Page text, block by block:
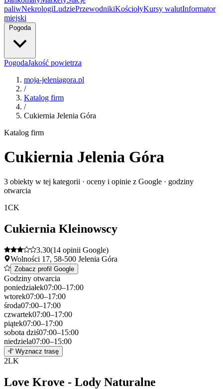
paliwNekrologiLudziePrzewodnikiKościołyKursy walutInformator
miejski
Pogoda
PogodaJakość powietrza
moja-jeleniagora.pl
/
Katalog firm
/
Cukiernia Jelenia Góra
Katalog firm
Cukiernia Jelenia Góra
3 obiekty w tej kategorii · oceny i opinie z Google · godziny
otwarcia
1CK
Cukiernia Kleinowscy
3.30(14 opinii Google)
Wolności 17, 58-500 Jelenia Góra
Zobacz profil Google
Godziny otwarcia
poniedziałek07:00–17:00
wtorek07:00–17:00
środa07:00–17:00
czwartek07:00–17:00
piątek07:00–17:00
sobota dziś07:00–15:00
niedziela07:00–15:00
+
Wyznacz trasę
2LK
Love Krove - Lody Naturalne